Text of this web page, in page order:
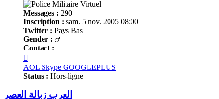
Messages : 290
Inscription : sam. 5 nov. 2005 08:00
Twitter : Pays Bas
Gender :
Contact :
islamla
AOL Skype GOOGLEPLUS
Status : Hors-ligne
العرب زبالة العصر